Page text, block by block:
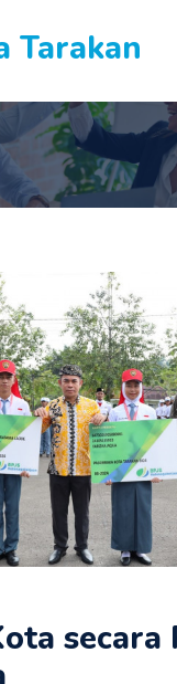
Tarakan
secara